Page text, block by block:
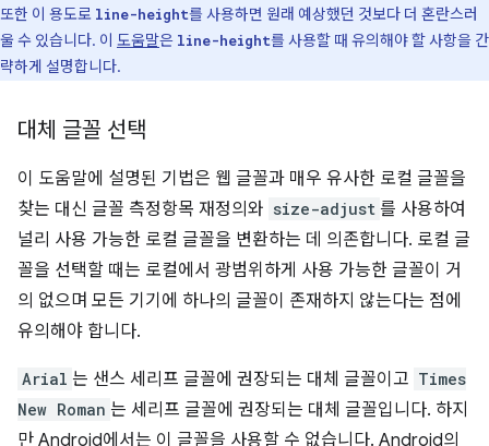
또한 이 용도로 line-height를 사용하면 원래 예상했던 것보다 더 혼란스러
울 수 있습니다. 이 도움말은 line-height를 사용할 때 유의해야 할 사항을 간
략하게 설명합니다.
대체 글꼴 선택
이 도움말에 설명된 기법은 웹 글꼴과 매우 유사한 로컬 글꼴을
찾는 대신 글꼴 측정항목 재정의와 size-adjust 를 사용하여
널리 사용 가능한 로컬 글꼴을 변환하는 데 의존합니다. 로컬 글
꼴을 선택할 때는 로컬에서 광범위하게 사용 가능한 글꼴이 거
의 없으며 모든 기기에 하나의 글꼴이 존재하지 않는다는 점에
유의해야 합니다.
Arial 는 샌스 세리프 글꼴에 권장되는 대체 글꼴이고 Times
New Roman 는 세리프 글꼴에 권장되는 대체 글꼴입니다. 하지
만 Android에서는 이 글꼴을 사용할 수 없습니다. Android의